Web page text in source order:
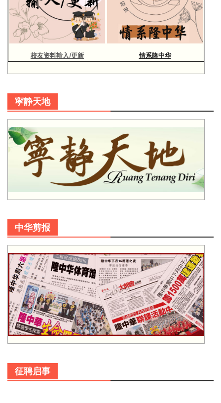
校友资料输入/更新 情系隆中华
寜静天地
中华剪报
征聘启事